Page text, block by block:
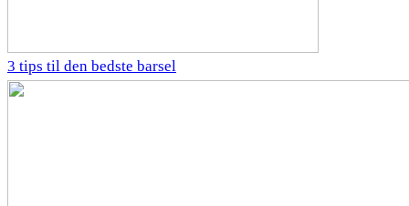
3 tips til den bedste barsel